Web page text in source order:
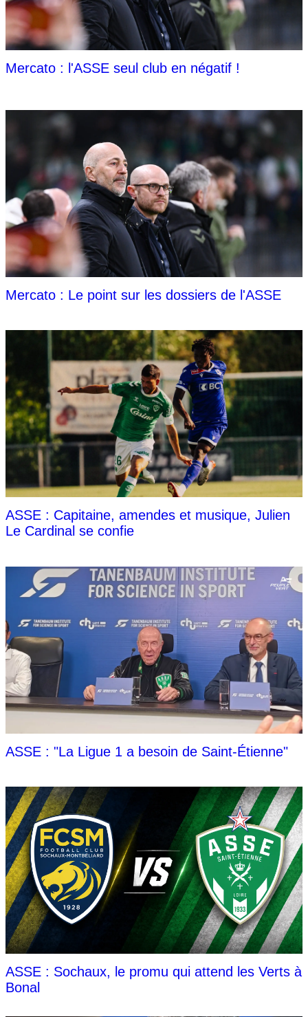
Mercato : l'ASSE seul club en négatif !
Mercato : Le point sur les dossiers de l'ASSE
ASSE : Capitaine, amendes et musique, Julien
Le Cardinal se confie
ASSE : "La Ligue 1 a besoin de Saint-Étienne"
ASSE : Sochaux, le promu qui attend les Verts à
Bonal